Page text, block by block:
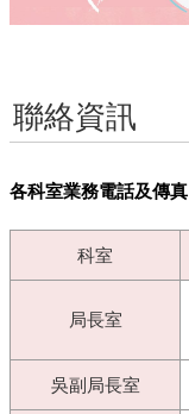
聯絡資訊
各科室業務電話及傳真
科室
局長室
吳副局長室